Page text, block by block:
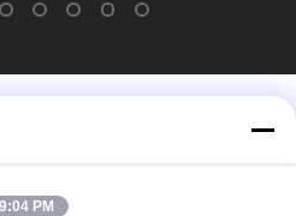
Connecteur de SMP
9:04 PM